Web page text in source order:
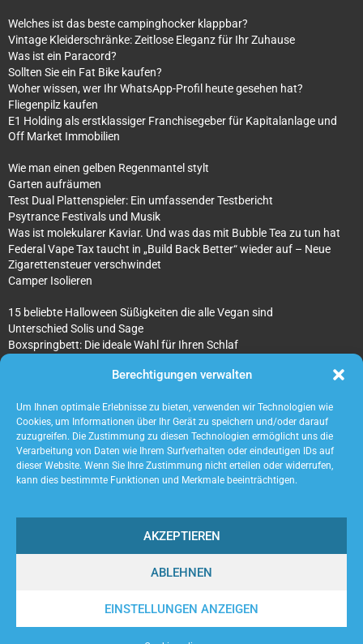
Berechtigungen verwalten
Um Ihnen optimale Erlebnisse zu bieten, verwenden wir Technologien wie
Cookies, um Informationen über Ihr Gerät zu speichern und/oder darauf
zuzugreifen. Die Zustimmung zu diesen Technologien ermöglicht uns die
Verarbeitung von Daten wie Ihrem Surfverhalten oder eindeutigen IDs auf
dieser Website. Wenn Sie Ihre Zustimmung nicht erteilen oder widerrufen,
kann dies bestimmte Funktionen und Merkmale beeinträchtigen.
AKZEPTIEREN
ABLEHNEN
EINSTELLUNGEN ANZEIGEN
Welches ist das beste campinghocker klappbar?
Vintage Kleiderschränke: Zeitlose Eleganz für Ihr Zuhause
Was ist ein Paracord?
Sollten Sie ein Fat Bike kaufen?
Woher wissen, wer Ihr WhatsApp-Profil heute gesehen hat?
Fliegenpilz kaufen
E1 Holding als erstklassiger Franchisegeber für Kapitalanlage und
Off Market Immobilien
Wie man einen gelben Regenmantel stylt
Garten aufräumen
Test Dual Plattenspieler: Ein umfassender Testbericht
Psytrance Festivals und Musik
Was ist molekularer Kaviar. Und was das mit Bubble Tea zu tun hat
Federal Vape Tax taucht in „Build Back Better“ wieder auf – Neue
Zigarettensteuer verschwindet
Camper Isolieren
15 beliebte Halloween Süßigkeiten die alle Vegan sind
Unterschied Solis und Sage
Boxspringbett: Die ideale Wahl für Ihren Schlaf
Tipps für Ihr beton ciré Badezimmer